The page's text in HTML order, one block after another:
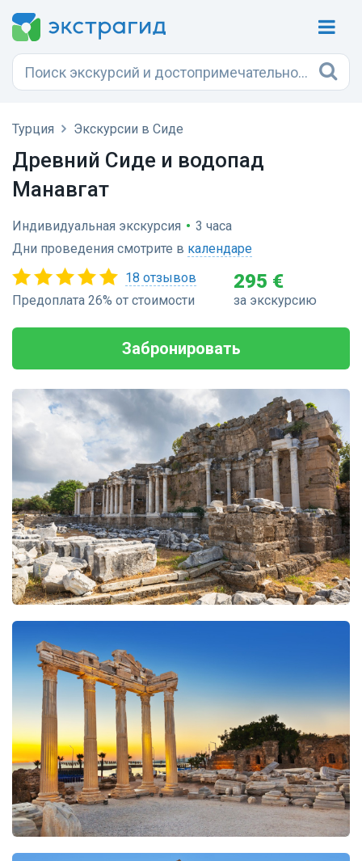
Турция Экскурсии в Сиде
Древний Сиде и водопад
Манавгат
Индивидуальная экскурсия • 3 часа
Дни проведения смотрите в календаре
18 отзывов
Предоплата 26% от стоимости
295 €
за экскурсию
Забронировать